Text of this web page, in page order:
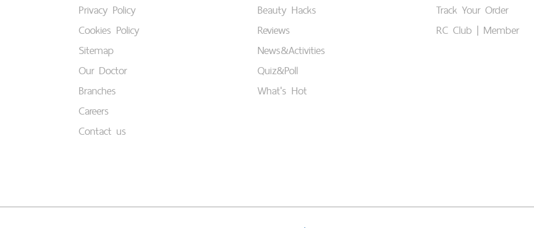
Privacy Policy
Cookies Policy
Sitemap
Our Doctor
Branches
Careers
Contact us
Beauty Hacks
Reviews
News&Activities
Quiz&Poll
What's Hot
Track Your Order
RC Club | Member